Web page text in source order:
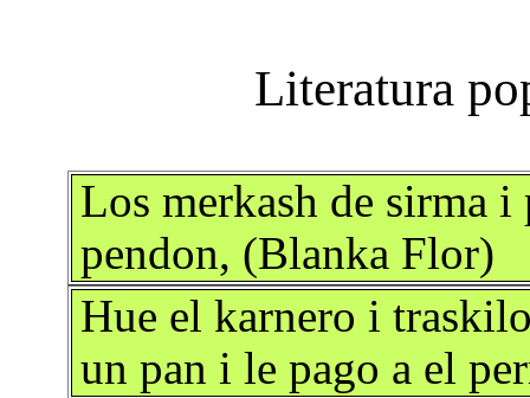
Los merkash de sirma
pendon, (Blanka Flor)
Hue el karnero i
un pan i le pago a el